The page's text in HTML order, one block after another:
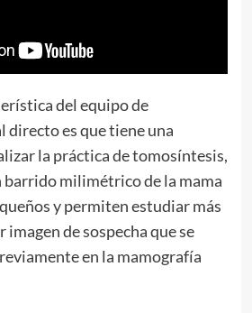
del equipo de
directo es que tiene una
la práctica de tomosíntesis,
barrido milimétrico de la mama
y permiten estudiar más
de sospecha que se
en la mamografía